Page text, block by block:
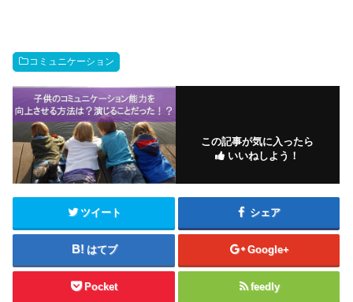
コミュニケーション
この記事が気に入ったら
いいねしよう！
ツイート シェア
はてブ Google+
Pocket feedly